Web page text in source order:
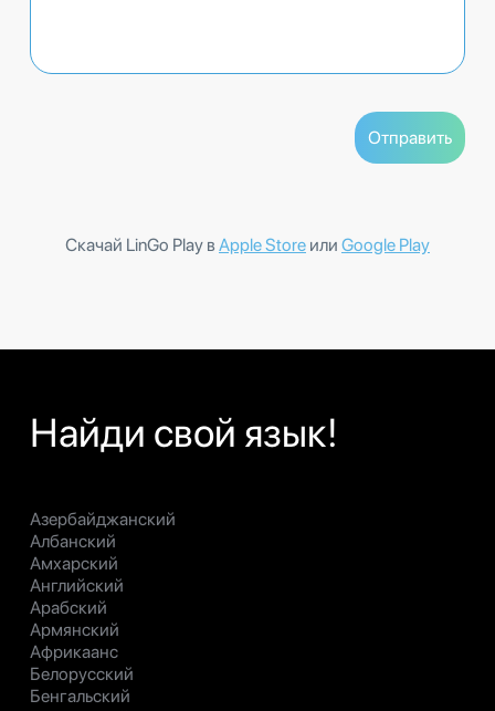
Скачай LinGo Play в Apple Store или Google Play
Найди свой язык!
Азербайджанский
Албанский
Амхарский
Английский
Арабский
Армянский
Африкаанс
Белорусский
Бенгальский